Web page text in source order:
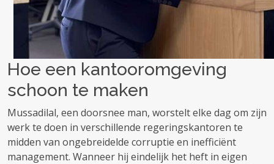
Hoe een kantooromgeving
schoon te maken
Mussadilal, een doorsnee man, worstelt elke dag om zijn
werk te doen in verschillende regeringskantoren te
midden van ongebreidelde corruptie en inefficiënt
management. Wanneer hij eindelijk het heft in eigen